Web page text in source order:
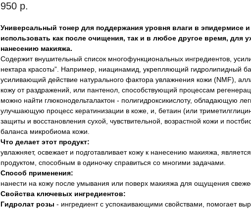
950 р.
Универсальный тонер для поддержания уровня влаги в эпидермисе
использовать как после очищения, так и в любое другое время, для
нанесению макияжа.
Содержит внушительный список многофункциональных ингредиентов,
нектара красоты”. Например, ниацинамид, укрепляющий гидролипидный
усиливающий действие натурального фактора увлажнения кожи (NMF),
кожу от раздражений, или пантенол, способствующий процессам
можно найти глюконодельталактон - полигидроксикислоту, обладающую
улучшающую процесс кератинизации в коже, и, бетаин (или
защиты и восстановления сухой, чувствительной, возрастной кожи и
баланса микробиома кожи.
Что делает этот продукт:
увлажняет, освежает и подготавливает кожу к нанесению макияжа,
продуктом, способным в одиночку справиться со многими задачами.
Способ применения:
нанести на кожу после умывания или поверх макияжа для ощущения
Свойства ключевых ингредиентов:
Гидролат розы - ингредиент с успокаивающими свойствами, помогает